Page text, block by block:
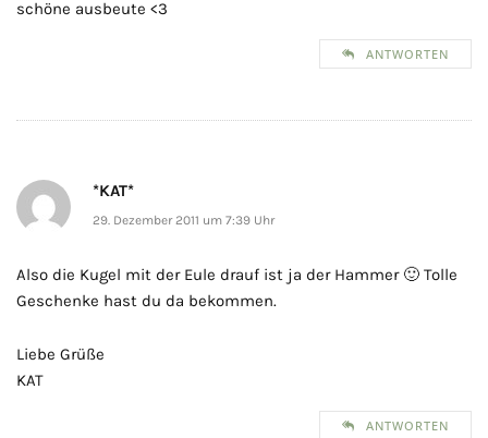
schöne ausbeute <3
ANTWORTEN
*KAT*
29. Dezember 2011 um 7:39 Uhr
Also die Kugel mit der Eule drauf ist ja der Hammer 🙂 Tolle
Geschenke hast du da bekommen.
Liebe Grüße
KAT
ANTWORTEN